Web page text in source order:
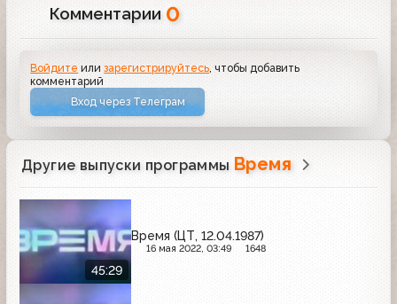
Комментарии 0
Войдите илизарегистрируйтесь , чтобы добавить
комментарий
Вход через Телеграм
Другие выпуски программы Время
45:29
Время (ЦТ, 12.04.1987)
16 мая 2022, 03:49 1648